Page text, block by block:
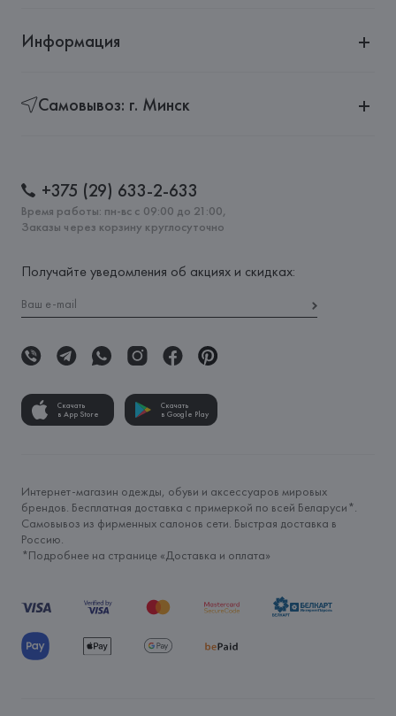
Информация
Самовывоз: г. Минск
+375 (29) 633-2-633
Время работы: пн-вс с 09:00 до 21:00,
Заказы через корзину круглосуточно
Получайте уведомления об акциях и скидках:
Скачать
в App Store
Скачать
в Google Play
Интернет-магазин одежды, обуви и аксессуаров мировых
брендов. Бесплатная доставка с примеркой по всей Беларуси*.
Самовывоз из фирменных салонов сети. Быстрая доставка в
Россию.
*Подробнее на странице «Доставка и оплата»